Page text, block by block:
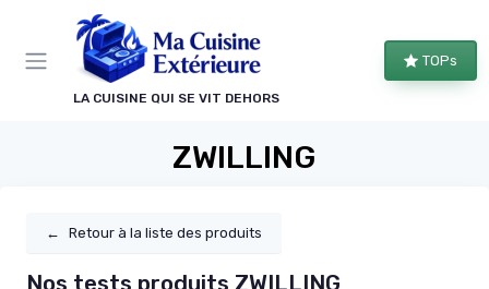
LA CUISINE QUI SE VIT DEHORS
TOPs
ZWILLING
← Retour à la liste des produits
Nos tests produits ZWILLING
Panneau de gestion des cookies